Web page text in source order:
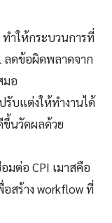
ำให้กระบวนการที่
ลดข้อผิดพลาดจาก
มอ
บแต่งให้ทำงานได้
ขึ้นวัดผลด้วย
มต่อ CPI เมาสคือ
สร้าง workflow ที่